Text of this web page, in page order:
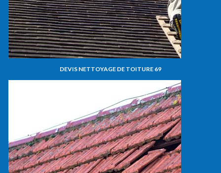
DEVIS NETTOYAGE DE TOITURE 69